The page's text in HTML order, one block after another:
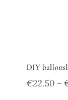
DIY
€22.50–